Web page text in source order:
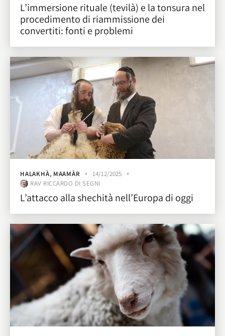
L’immersione rituale (tevilà) e la tonsura nel
procedimento di riammissione dei
convertiti: fonti e problemi
HALAKHÀ, MAAMÀR
14/12/2025
RAV RICCARDO DI SEGNI
L’attacco alla shechità nell’Europa di oggi